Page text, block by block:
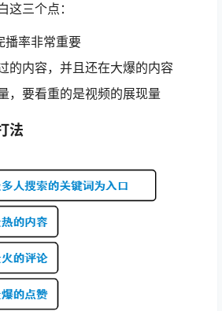
这三个点：
播率非常重要
的内容，并且还在大爆的内容
，要看重的是视频的展现量
法